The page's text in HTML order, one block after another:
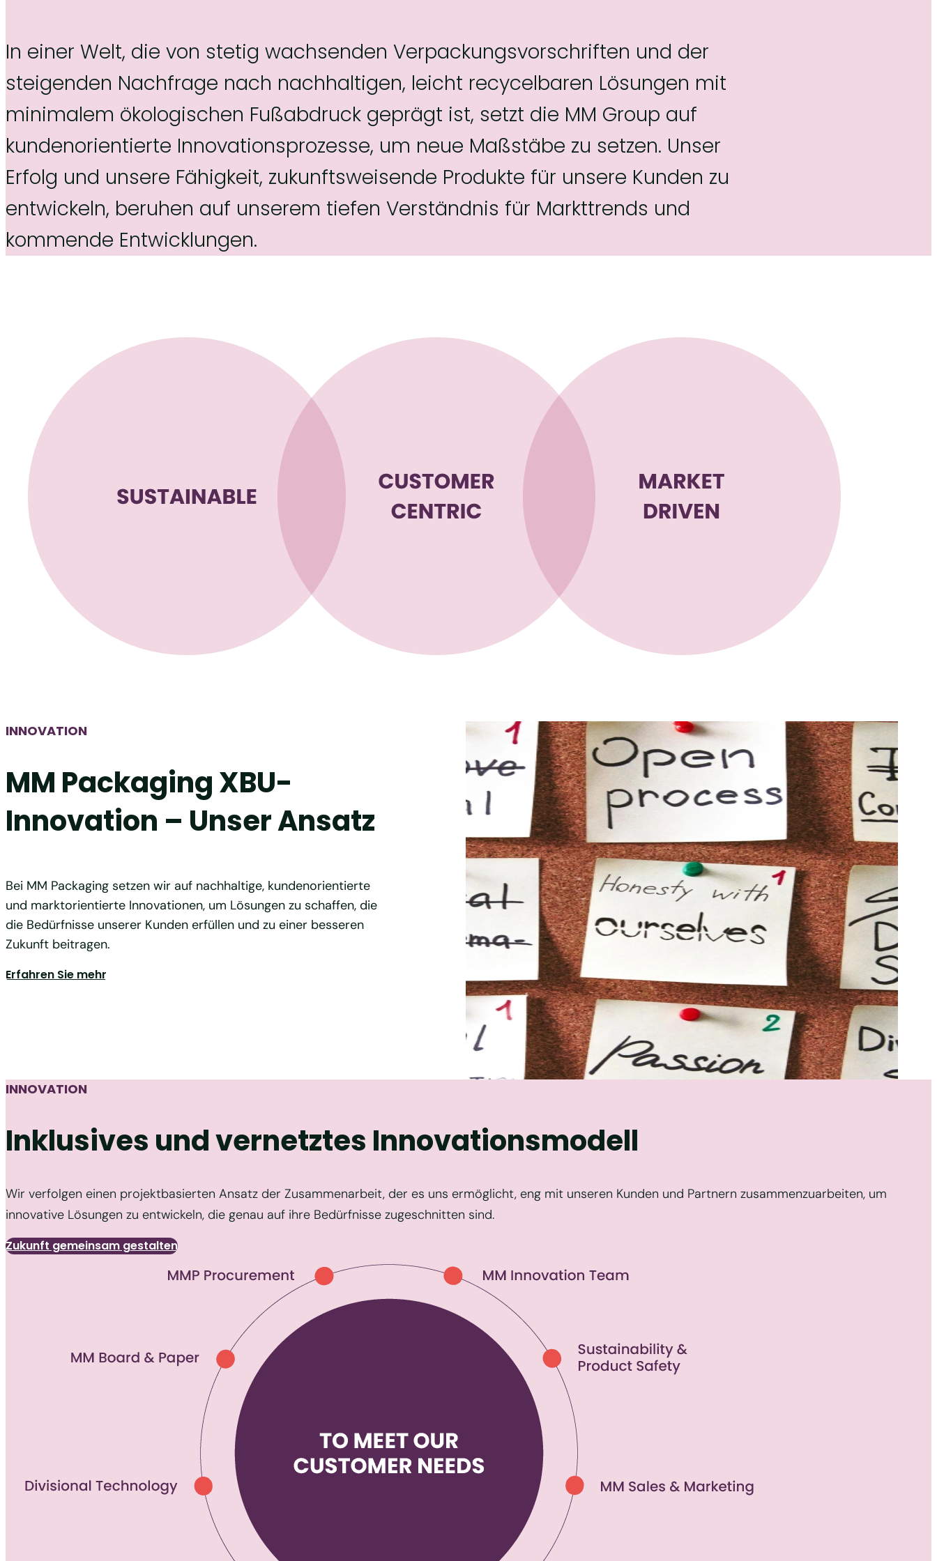
In einer Welt, die von stetig wachsenden Verpackungsvorschriften und der
steigenden Nachfrage nach nachhaltigen, leicht recycelbaren Lösungen mit
minimalem ökologischen Fußabdruck geprägt ist, setzt die MM Group auf
kundenorientierte Innovationsprozesse, um neue Maßstäbe zu setzen. Unser
Erfolg und unsere Fähigkeit, zukunftsweisende Produkte für unsere Kunden zu
entwickeln, beruhen auf unserem tiefen Verständnis für Markttrends und
kommende Entwicklungen.
INNOVATION
MM Packaging XBU-
Innovation – Unser Ansatz
Bei MM Packaging setzen wir auf nachhaltige, kundenorientierte
und marktorientierte Innovationen, um Lösungen zu schaffen, die
die Bedürfnisse unserer Kunden erfüllen und zu einer besseren
Zukunft beitragen.
Erfahren Sie mehr
INNOVATION
Inklusives und vernetztes Innovationsmodell
Wir verfolgen einen projektbasierten Ansatz der Zusammenarbeit, der es uns ermöglicht, eng mit unseren Kunden und Partnern zusammenzuarbeiten, um
innovative Lösungen zu entwickeln, die genau auf ihre Bedürfnisse zugeschnitten sind.
Zukunft gemeinsam gestalten